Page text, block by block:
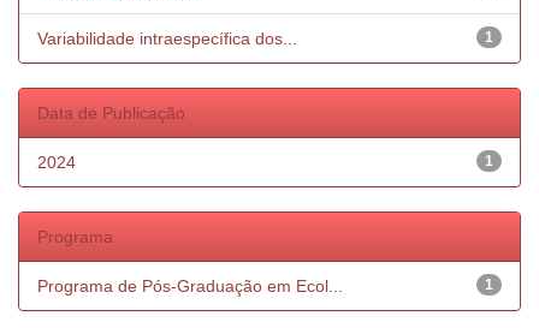
1
Variabilidade intraespecífica dos...
Data de Publicação
1
2024
Programa
1
Programa de Pós-Graduação em Ecol...